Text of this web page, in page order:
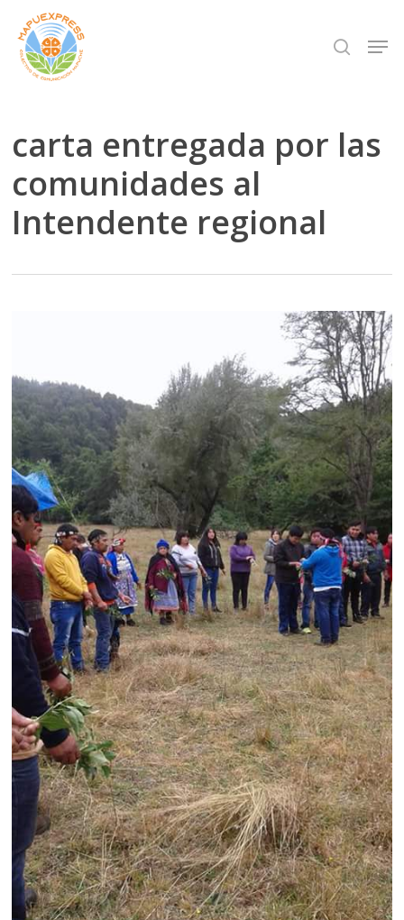
Skip
main
search
carta entregada por las
comunidades al
Intendente regional
Close